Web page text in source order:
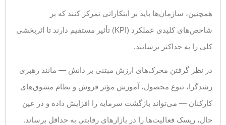
همچنین، سازمان‌ها باید بر ابتکاراتی تمرکز کنند که بر
شاخص‌های کلیدی عملکرد (KPI) تأثیر مستقیم دارند تا اثربخشی
کلی را به حداکثر برسانند.
در نظر گرفتن محرک‌های ارزش مبتنی بر دانش — مانند رهبری
رشدگرا، تنوع محصول، آموزش مؤثر فروش و نظام مشوق‌های
کارکنان — می‌تواند بازگشت سرمایه را افزایش داده و در عین
حال، ریسک فعالیت‌ها را در بازارهای رقابتی به حداقل برساند.